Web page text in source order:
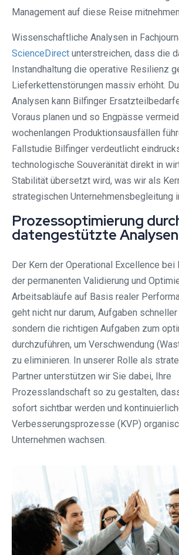
Management auf diese Reise
Wissenschaftliche Analysen in
ScienceDirect unterstreichen, dass die
Instandhaltung die operative Resilienz
Lieferkettenstörungen massiv erhöht.
Analysen kann Bilfinger
Voraus planen und so Engpässe
wochenlangen Produktionsausfällen
Fallstudie Bilfinger verdeutlicht
technologische Souveränität direkt in
Stabilität übersetzt wird, was wir als
strategischen Unternehmensbegleitung
Prozessoptimierung
datengestützte Analysen
Der Kern der Operational Excellence
der permanenten Validierung und
Arbeitsabläufe auf Basis realer
geht nicht nur darum, Aufgaben
sondern die richtigen Aufgaben zum
durchzuführen, um Verschwendung
zu eliminieren. In unserer Rolle als
Partner unterstützen wir Sie dabei, Ihre
Prozesslandschaft so zu gestalten,
sofort sichtbar werden und
Verbesserungsprozesse (KVP)
Unternehmen wachsen.